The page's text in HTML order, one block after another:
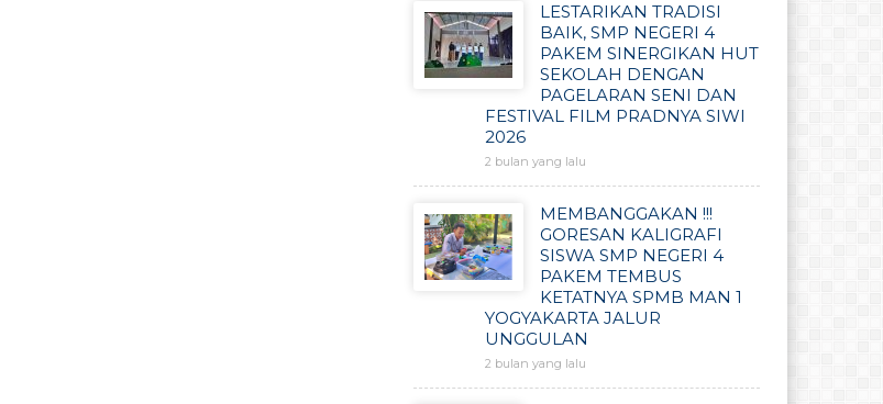
LESTARIKAN TRADISI
BAIK, SMP NEGERI 4
PAKEM SINERGIKAN HUT
SEKOLAH DENGAN
PAGELARAN SENI DAN
FESTIVAL FILM PRADNYA SIWI
2026
2 bulan yang lalu
MEMBANGGAKAN !!!
GORESAN KALIGRAFI
SISWA SMP NEGERI 4
PAKEM TEMBUS
KETATNYA SPMB MAN 1
YOGYAKARTA JALUR
UNGGULAN
2 bulan yang lalu